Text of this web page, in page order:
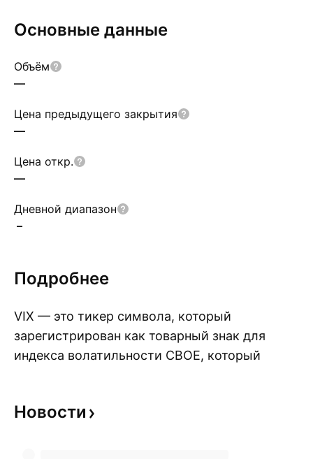
Основные данные
Объём
—
Цена предыдущего закрытия
—
Цена откр.
—
Дневной диапазон
–
Подробнее
VIX — это тикер символа, который
зарегистрирован как товарный знак для
индекса волатильности CBOE, который
индекса S&P 500; VIX рассчитывается
Новости